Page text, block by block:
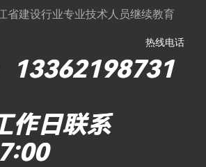
建设行业专业技术人员继续教育
热线电话
13362198731
作日联系